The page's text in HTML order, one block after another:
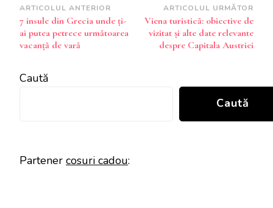
Navigare
în
articole
ARTICOLUL ANTERIOR
7 insule din Grecia unde ți-
ai putea petrece următoarea
vacanță de vară
ARTICOLUL URMĂTOR
Viena turistică: obiective de
vizitat și alte date relevante
despre Capitala Austriei
Caută
Caută
Partener cosuri cadou: